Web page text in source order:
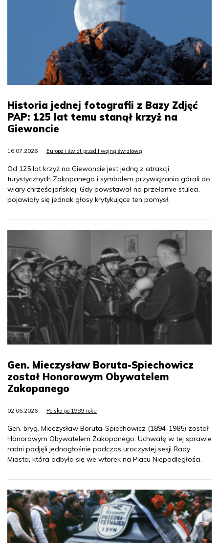
Historia jednej fotografii z Bazy Zdjęć
PAP: 125 lat temu stanął krzyż na
Giewoncie
16.07.2026 Europa i świat przed I wojną światową
Od 125 lat krzyż na Giewoncie jest jedną z atrakcji
turystycznych Zakopanego i symbolem przywiązania górali do
wiary chrześcijańskiej. Gdy powstawał na przełomie stuleci,
pojawiały się jednak głosy krytykujące ten pomysł.
Gen. Mieczysław Boruta-Spiechowicz
został Honorowym Obywatelem
Zakopanego
02.06.2026 Polska po 1989 roku
Gen. bryg. Mieczysław Boruta-Spiechowicz (1894-1985) został
Honorowym Obywatelem Zakopanego. Uchwałę w tej sprawie
radni podjęli jednogłośnie podczas uroczystej sesji Rady
Miasta, która odbyła się we wtorek na Placu Niepodległości.